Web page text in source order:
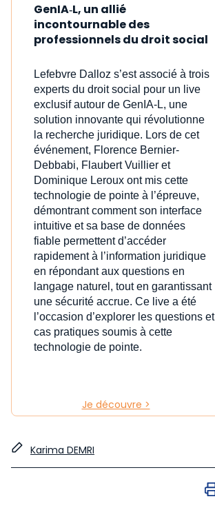
GenIA‑L, un allié
incontournable des
professionnels du droit social
Lefebvre Dalloz s’est associé à trois
experts du droit social pour un live
exclusif autour de GenIA‑L, une
solution innovante qui révolutionne
la recherche juridique. Lors de cet
événement, Florence Bernier-
Debbabi, Flaubert Vuillier et
Dominique Leroux ont mis cette
technologie de pointe à l’épreuve,
démontrant comment son interface
intuitive et sa base de données
fiable permettent d’accéder
rapidement à l’information juridique
en répondant aux questions en
langage naturel, tout en garantissant
une sécurité accrue. Ce live a été
l’occasion d’explorer les questions et
cas pratiques soumis à cette
technologie de pointe.
Je découvre >
Karima DEMRI